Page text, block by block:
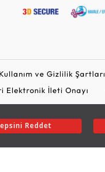
Reddet
ve Gizlilik Şartları
Elektronik İleti Onayı